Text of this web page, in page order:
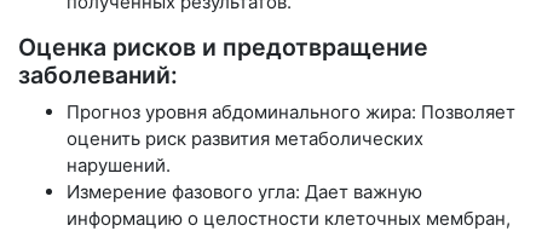
Оценка рисков и предотвращение
заболеваний:
Прогноз уровня абдоминального жира: Позволяет
оценить риск развития метаболических
нарушений.
Измерение фазового угла: Дает важную
информацию о целостности клеточных мембран,